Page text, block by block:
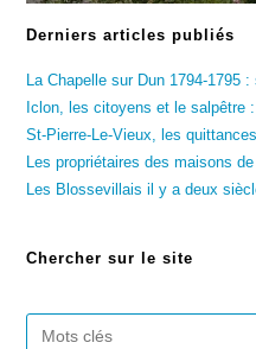
Derniers articles publiés
La Chapelle sur Dun 1794-1795
Iclon, les citoyens et le salpêtre
St-Pierre-Le-Vieux, les
Les propriétaires des maisons
Les Blossevillais il y a deux
Chercher sur le site
Rechercher